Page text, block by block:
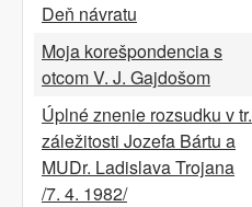
Deň návratu
Moja korešpondencia s
otcom V. J. Gajdošom
Úplné znenie rozsudku v tr.
záležitosti Jozefa Bártu a
MUDr. Ladislava Trojana
/7. 4. 1982/